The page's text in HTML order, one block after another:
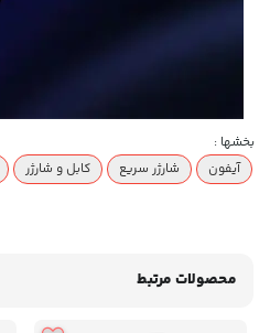
بخشها :
آیفون
شارژر سریع کابل و شارژر
محصولات مرتبط